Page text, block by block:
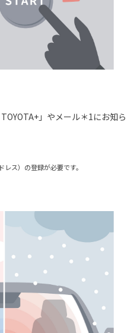
」やメール＊1にお知ら
ス）の登録が必要です。